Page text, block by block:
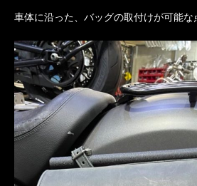
車体に沿った、バッグの取付けが可能